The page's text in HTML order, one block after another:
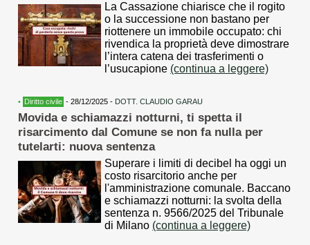
La Cassazione chiarisce che il rogito
o la successione non bastano per
riottenere un immobile occupato: chi
rivendica la proprietà deve dimostrare
l’intera catena dei trasferimenti o
l’usucapione (continua a leggere)
• Diritto civile - 28/12/2025 - DOTT. CLAUDIO GARAU
Movida e schiamazzi notturni, ti spetta il
risarcimento dal Comune se non fa nulla per
tutelarti: nuova sentenza
Superare i limiti di decibel ha oggi un
costo risarcitorio anche per
l'amministrazione comunale. Baccano
e schiamazzi notturni: la svolta della
sentenza n. 9566/2025 del Tribunale
di Milano (continua a leggere)